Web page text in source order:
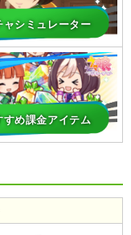
ャシミュレーター
すめ課金アイテム